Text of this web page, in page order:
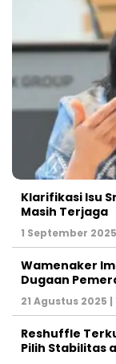
Klarifikasi Isu
Masih Terjaga
1 September
Wamenaker
Dugaan
21 Agustus 2025 |
Reshuffle
Pilih Stabilitas